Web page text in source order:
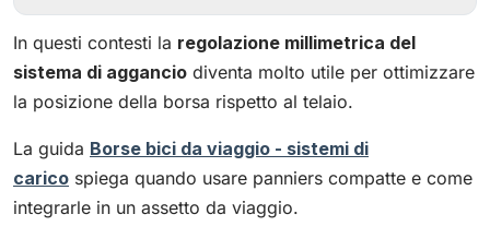
In questi contesti la regolazione millimetrica del
sistema di aggancio diventa molto utile per ottimizzare
la posizione della borsa rispetto al telaio.
La guida Borse bici da viaggio - sistemi di
carico spiega quando usare panniers compatte e come
integrarle in un assetto da viaggio.